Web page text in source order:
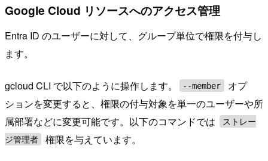
Google Cloud リソースへのアクセス管理
Entra ID のユーザーに対して、グループ単位で権限を付与し
ます。
gcloud CLI で以下のように操作します。 --member
オプ
ションを変更すると、権限の付与対象を単一のユーザーや所
属部署などに変更可能です。以下のコマンドでは
ストレー
ジ管理者
権限を与えています。